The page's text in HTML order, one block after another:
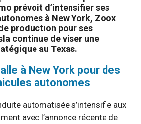
prévoit d’intensifier ses
à New York, Zoox
production pour ses
continue de viser une
au Texas.
à New York pour des
autonomes
automatisée s’intensifie aux
avec l’annonce récente de